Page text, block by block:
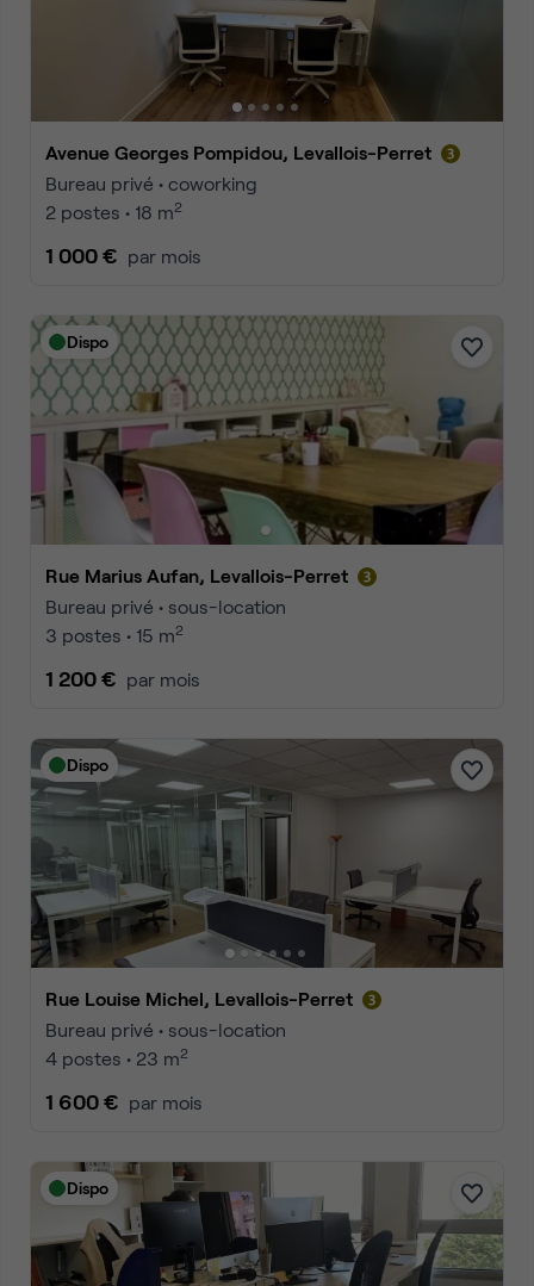
Avenue Georges Pompidou, Levallois-Perret
Bureau privé • coworking
2 postes • 18 m2
1 000 € par mois
Dispo
Rue Marius Aufan, Levallois-Perret
Bureau privé • sous-location
3 postes • 15 m2
1 200 € par mois
Dispo
Rue Louise Michel, Levallois-Perret
Bureau privé • sous-location
4 postes • 23 m2
1 600 € par mois
Dispo